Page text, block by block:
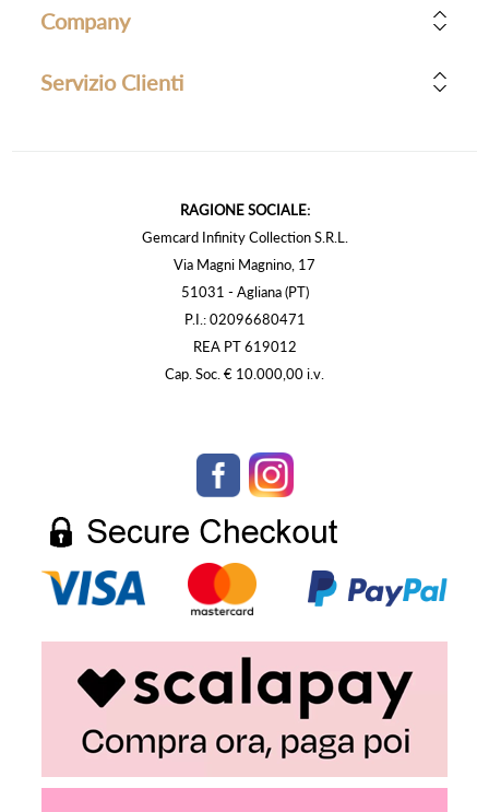
Company
Servizio Clienti
RAGIONE SOCIALE:
Gemcard Infinity Collection S.R.L.
Via Magni Magnino, 17
51031 - Agliana (PT)
P.I.: 02096680471
REA PT 619012
Cap. Soc. € 10.000,00 i.v.